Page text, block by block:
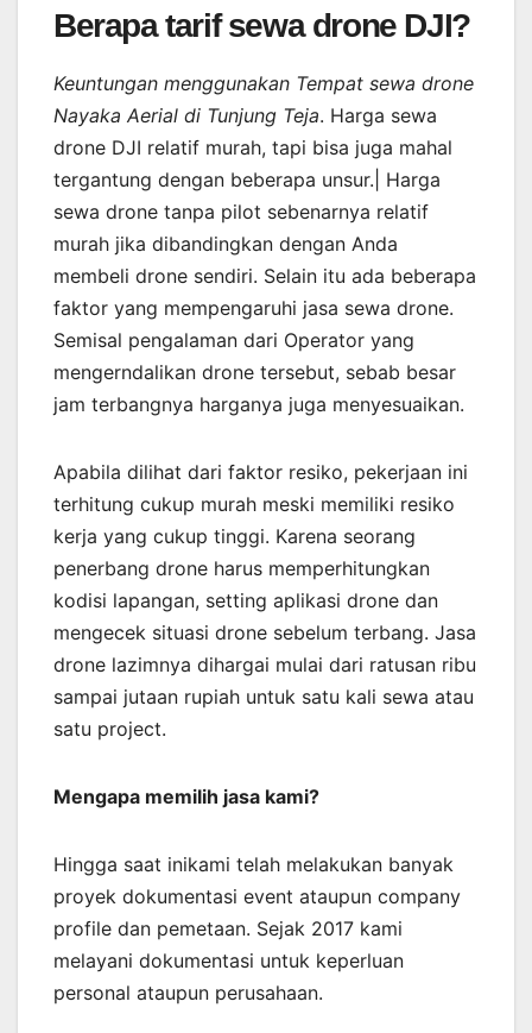
Berapa tarif sewa drone DJI?
Keuntungan menggunakan Tempat sewa drone
Nayaka Aerial di Tunjung Teja. Harga sewa
drone DJI relatif murah, tapi bisa juga mahal
tergantung dengan beberapa unsur.| Harga
sewa drone tanpa pilot sebenarnya relatif
murah jika dibandingkan dengan Anda
membeli drone sendiri. Selain itu ada beberapa
faktor yang mempengaruhi jasa sewa drone.
Semisal pengalaman dari Operator yang
mengerndalikan drone tersebut, sebab besar
jam terbangnya harganya juga menyesuaikan.
Apabila dilihat dari faktor resiko, pekerjaan ini
terhitung cukup murah meski memiliki resiko
kerja yang cukup tinggi. Karena seorang
penerbang drone harus memperhitungkan
kodisi lapangan, setting aplikasi drone dan
mengecek situasi drone sebelum terbang. Jasa
drone lazimnya dihargai mulai dari ratusan ribu
sampai jutaan rupiah untuk satu kali sewa atau
satu project.
Mengapa memilih jasa kami?
Hingga saat inikami telah melakukan banyak
proyek dokumentasi event ataupun company
profile dan pemetaan. Sejak 2017 kami
melayani dokumentasi untuk keperluan
personal ataupun perusahaan.